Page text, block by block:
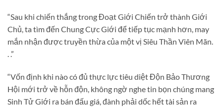
“Sau khi chiến thắng trong Đoạt Giới Chiến trở thành Giới
Chủ, ta tìm đến Chung Cực Giới để tiếp tục mạnh hơn, may
mắn nhận được truyền thừa của một vị Siêu Thần Viên Mãn.
. .”
“Vốn định khi nào có đủ thực lực tiêu diệt Độn Bảo Thương
Hội mới trở về hỗn độn, không ngờ nghe tin bọn chúng mang
Sinh Tử Giới ra bán đấu giá, đành phải dốc hết tài sản ra